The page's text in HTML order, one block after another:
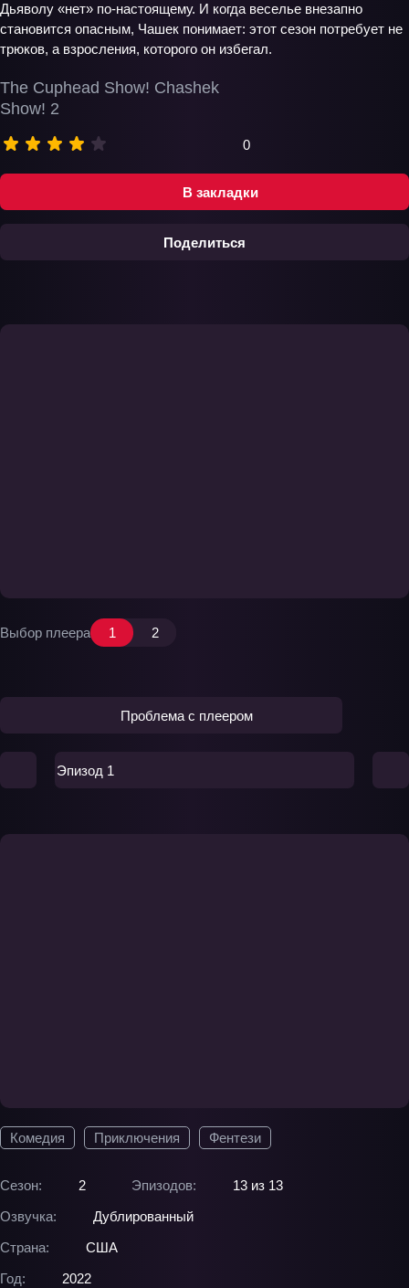
В закладки
Поделиться
The Cuphead Show! Chashek
Show! 2
0
Комедия Приключения Фентези
Сезон: 2 Эпизодов:
13 из 13
Озвучка:
Дублированный
Страна:
США
Год:
2022
Дьяволу «нет» по‑настоящему. И когда веселье внезапно
становится опасным, Чашек понимает: этот сезон потребует не
трюков, а взросления, которого он избегал.
Выбор плеера 1 2
Проблема с плеером
Эпизод 1